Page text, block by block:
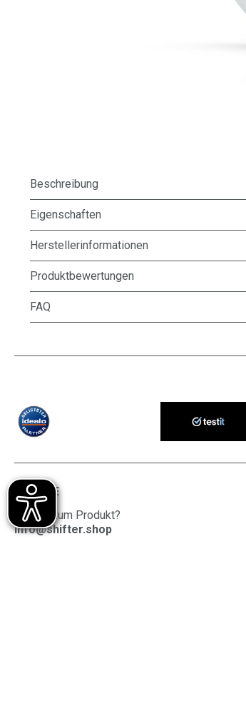
Beschreibung
Eigenschaften
Herstellerinformationen
Produktbewertungen
FAQ
SERVICE
Fragen zum Produkt?
info@shifter.shop